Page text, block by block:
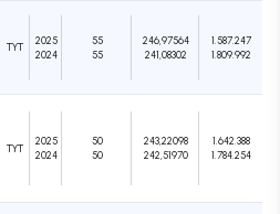
TYT
2025
2024
55
55
246,97564
241,08302
1.587.247
1.809.992
TYT
2025
2024
50
50
243,22098
242,51970
1.642.388
1.784.254